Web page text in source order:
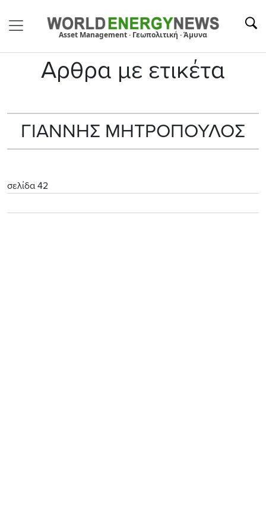
Asset Management · Γεωπολιτική · Άμυνα
Αρθρα με ετικέτα
ΓΙΑΝΝΗΣ ΜΗΤΡΟΠΟΥΛΟΣ
σελίδα 42